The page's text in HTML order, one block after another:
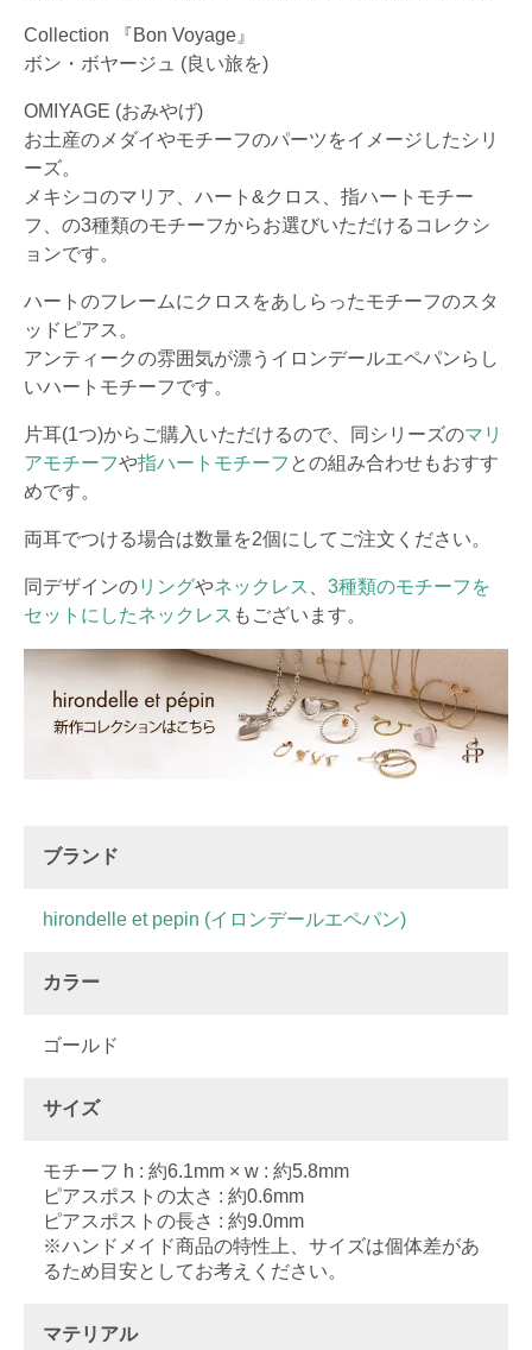
Collection 『Bon Voyage』
ボン・ボヤージュ (良い旅を)
OMIYAGE (おみやげ)
お土産のメダイやモチーフのパーツをイメージしたシリ
ーズ。
メキシコのマリア、ハート&クロス、指ハートモチー
フ、の3種類のモチーフからお選びいただけるコレクシ
ョンです。
ハートのフレームにクロスをあしらったモチーフのスタ
ッドピアス。
アンティークの雰囲気が漂うイロンデールエペパンらし
いハートモチーフです。
片耳(1つ)からご購入いただけるので、同シリーズのマリ
アモチーフや指ハートモチーフ との組み合わせもおすす
めです。
両耳でつける場合は数量を2個にしてご注文ください。
同デザインのリングやネックレス 、 3種類のモチーフを
セットにしたネックレス もございます。
ブランド
hirondelle et pepin (イロンデールエペパン)
カラー
ゴールド
サイズ
モチーフ h : 約6.1mm × w : 約5.8mm
ピアスポストの太さ : 約0.6mm
ピアスポストの長さ : 約9.0mm
※ハンドメイド商品の特性上、サイズは個体差があ
るため目安としてお考えください。
マテリアル